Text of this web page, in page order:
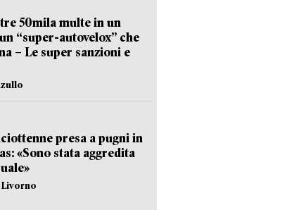
50mila multe in un
un “super-autovelox” che
– Le super sanzioni e
presa a pugni in
«Sono stata aggredita
Livorno